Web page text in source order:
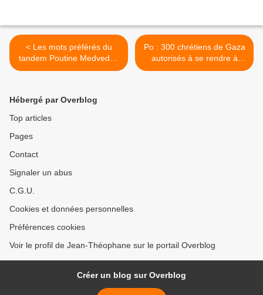
< Les mots préférés du
tandem Poutine Medvedev
(Linguistes)
Po : 300 chrétiens de Gaza
autorisés à se rendre à
Bethléem (Médias) >
Hébergé par Overblog
Top articles
Pages
Contact
Signaler un abus
C.G.U.
Cookies et données personnelles
Préférences cookies
Voir le profil de Jean-Théophane sur le portail Overblog
Créer un blog sur Overblog